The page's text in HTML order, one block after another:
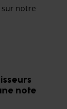
sur notre
note